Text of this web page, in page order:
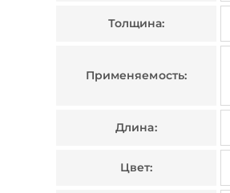
Толщина:
Применяемость:
Длина:
Цвет: